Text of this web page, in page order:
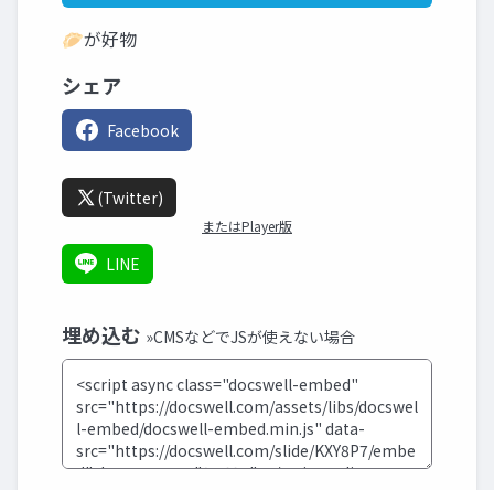
🥟が好物
シェア
Facebook
(Twitter)
またはPlayer版
LINE
埋め込む »CMSなどでJSが使えない場合